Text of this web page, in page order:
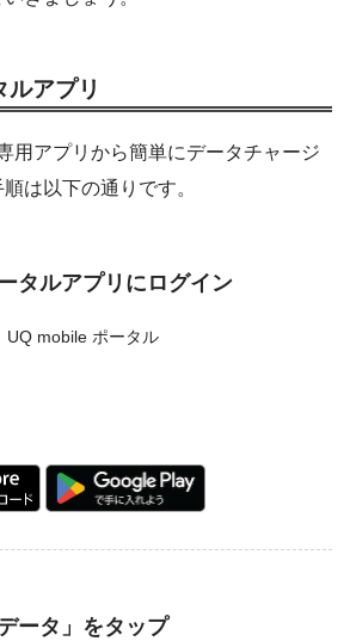
アプリ
用アプリから簡単にデータチャージ
は以下の通りです。
タルアプリにログイン
UQ mobile ポータル
ータ」をタップ